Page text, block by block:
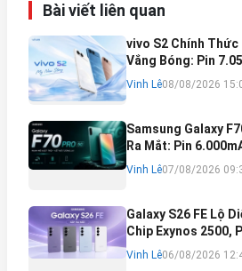
Bài viết liên quan
vivo S2 Chính Thức
Vắng Bóng: Pin
Máy Mỏng Nhẹ Khó
Vinh Lê08/08/2026
Samsung Galaxy
Ra Mắt: Pin
Phần Mềm 6 Năm
Vinh Lê07/08/2026
Galaxy S26 FE Lộ
Chip Exynos 2500,
Bán Dự Kiến
Vinh Lê06/08/2026